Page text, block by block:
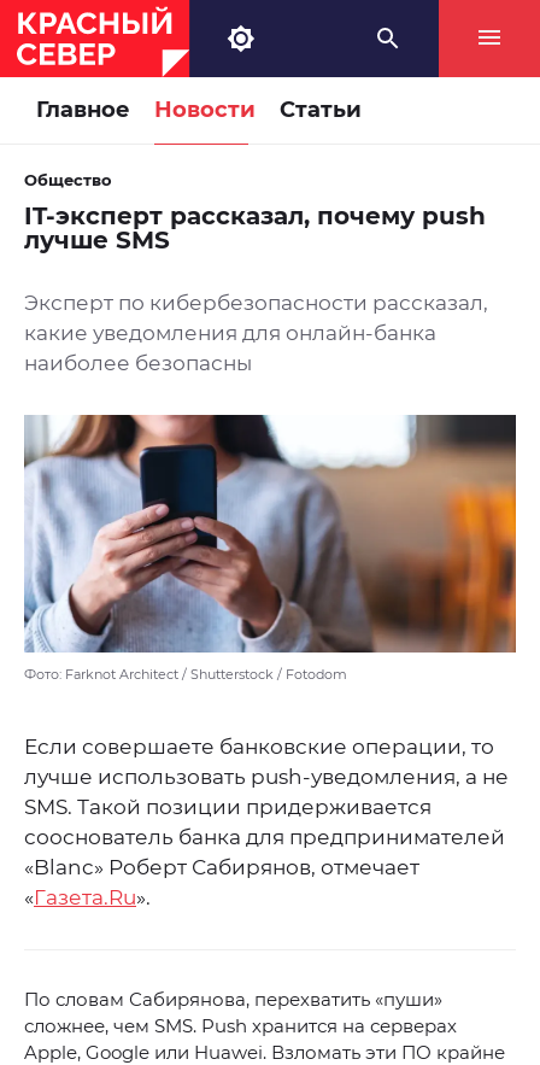
Главное Новости Статьи
Общество
IT-эксперт рассказал, почему push
лучше SMS
Эксперт по кибербезопасности рассказал,
какие уведомления для онлайн-банка
наиболее безопасны
Фото: Farknot Architect / Shutterstock / Fotodom
Если совершаете банковские операции, то
лучше использовать push-уведомления, а не
SMS. Такой позиции придерживается
сооснователь банка для предпринимателей
«Blanc» Роберт Сабирянов, отмечает
«Газета.Ru».
По словам Сабирянова, перехватить «пуши»
сложнее, чем SMS. Push хранится на серверах
Apple, Google или Huawei. Взломать эти ПО крайне